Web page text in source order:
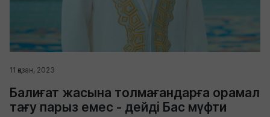
11 қазан, 2023
Балиғат жасына толмағандарға орамал
тағу парыз емес - дейді Бас мүфти